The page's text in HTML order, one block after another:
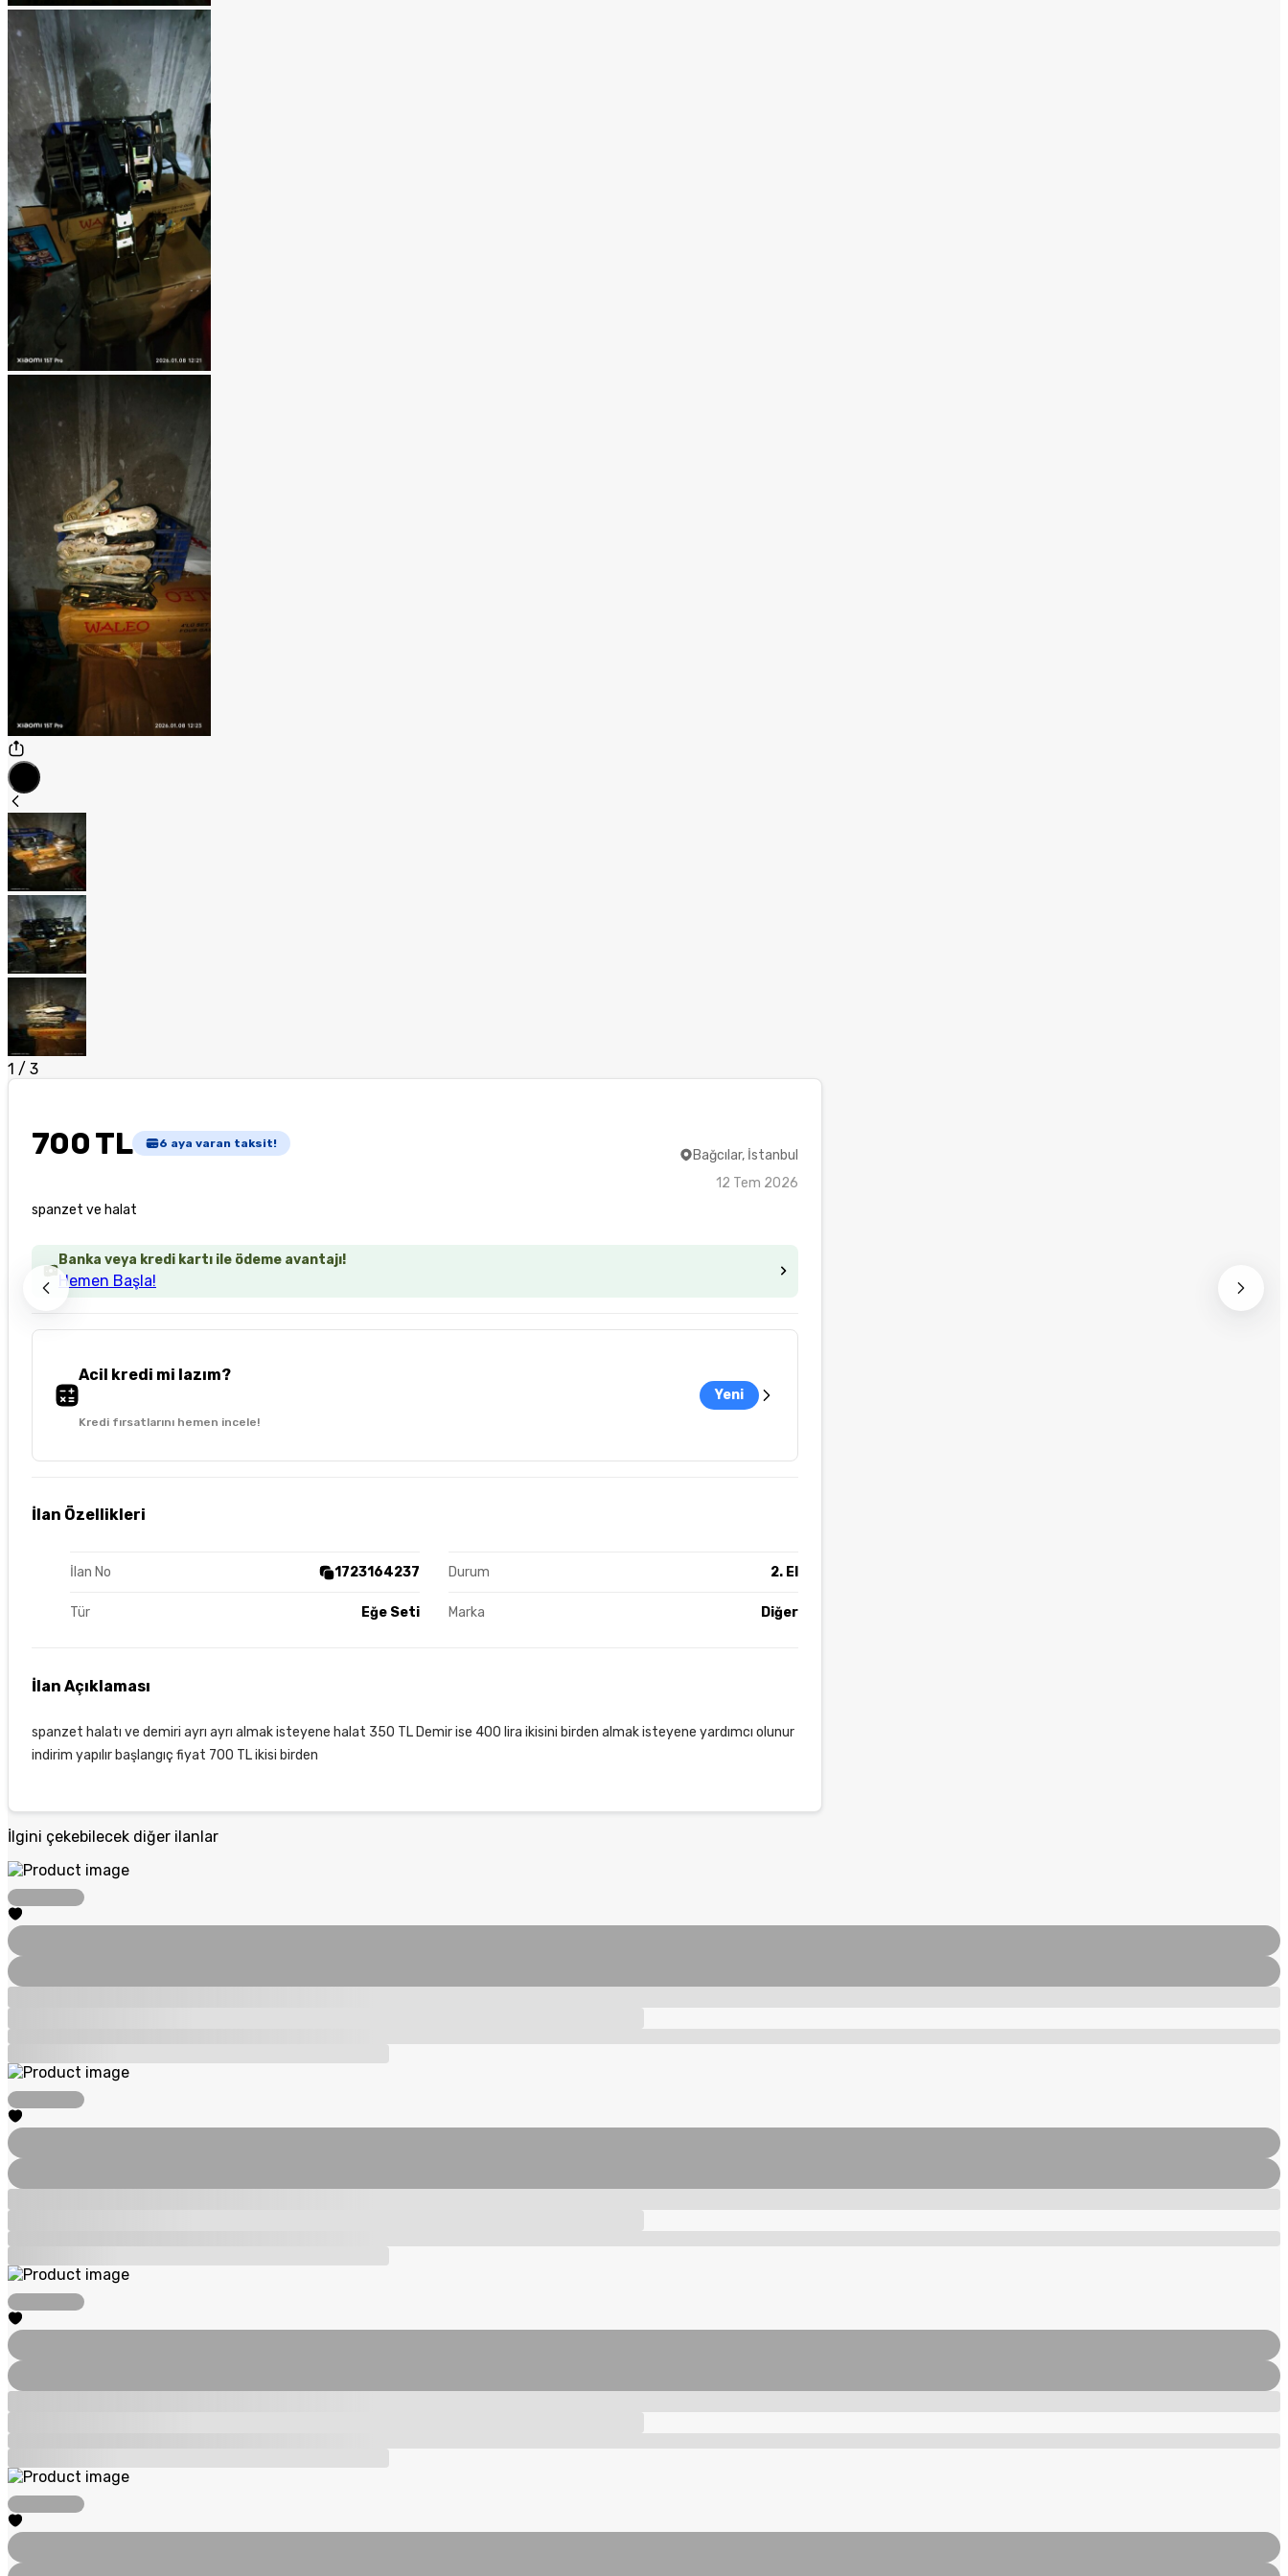
1 / 3
700 TL 6 aya varan taksit!
spanzet ve halat
Bağcılar, İstanbul
12 Tem 2026
Banka veya kredi kartı ile ödeme avantajı!
Hemen Başla!
Acil kredi mi lazım?
Kredi fırsatlarını hemen incele!
Yeni
İlan Özellikleri
İlan No 1723164237 Durum 2. El
Tür Eğe Seti Marka Diğer
İlan Açıklaması
spanzet halatı ve demiri ayrı ayrı almak isteyene halat 350 TL Demir ise 400 lira ikisini birden almak isteyene yardımcı olunur
indirim yapılır başlangıç fiyat 700 TL ikisi birden
İlgini çekebilecek diğer ilanlar